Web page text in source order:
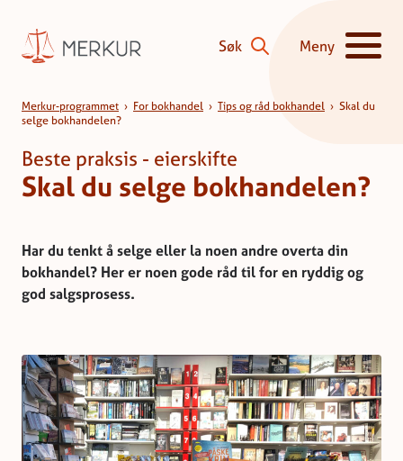
Søk
Meny
Vis/skjul
Skal du selge bokhandelen?
Merkur-programmet › For bokhandel › Tips og råd bokhandel › Skal du
selge bokhandelen?
Beste praksis - eierskifte
Skal du selge bokhandelen?
Har du tenkt å selge eller la noen andre overta din
bokhandel? Her er noen gode råd til for en ryddig og
god salgsprosess.